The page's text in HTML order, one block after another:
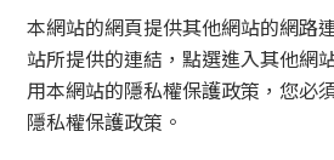
本網站的網頁提供其他網站的網路
站所提供的連結，點選進入其他網
用本網站的隱私權保護政策，您必
隱私權保護政策。